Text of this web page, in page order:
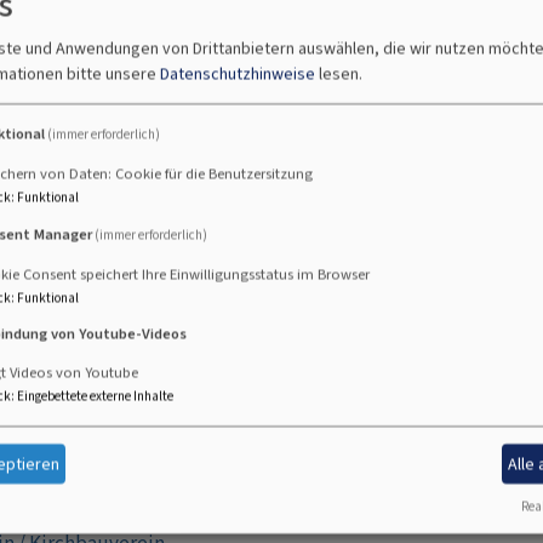
ausmacht:
- Jugend
was in der Gemeinde passiert. In gedruckter Version
und Anwendungen von Drittanbietern auswählen, die wir nutzen
bitte unsere Datenschutzhinweise lesen.
(immer erforderlich)
von Daten: Cookie für die Benutzersitzung
: Funktional
Manager(immer erforderlich)
Consent speichert Ihre Einwilligungsstatus im Browser
: Funktional
von Youtube-Videos
Videos von Youtube
: Eingebettete externe Inhalte
Alle